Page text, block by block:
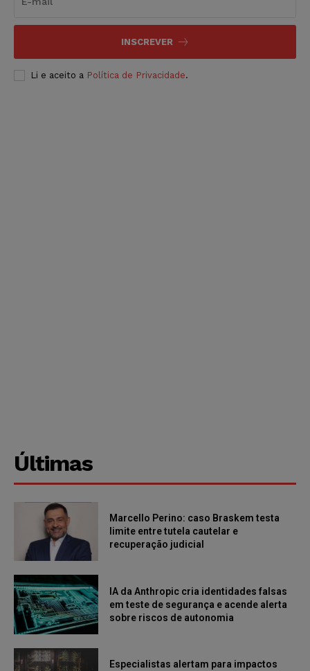
INSCREVER
Li e aceito a Política de Privacidade.
Últimas
Marcello Perino: caso Braskem testa
limite entre tutela cautelar e
recuperação judicial
IA da Anthropic cria identidades falsas
em teste de segurança e acende alerta
sobre riscos de autonomia
Especialistas alertam para impactos